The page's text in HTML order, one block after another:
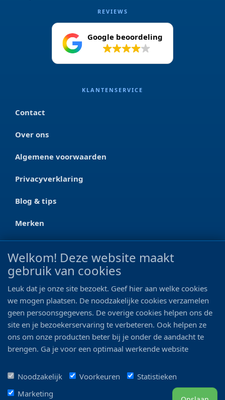
REVIEWS
Google beoordeling
KLANTENSERVICE
Contact
Over ons
Algemene voorwaarden
Privacyverklaring
Blog & tips
Merken
CONTACT
Ootmarsumseweg 125a
0546 - 622 990
06 - 11 19 81 42
info@bo-vis.nl
Welkom! Deze website maakt
gebruik van cookies
Leuk dat je onze site bezoekt. Geef hier aan welke cookies
we mogen plaatsen. De noodzakelijke cookies verzamelen
geen persoonsgegevens. De overige cookies helpen ons de
site en je bezoekerservaring te verbeteren. Ook helpen ze
ons om onze producten beter bij je onder de aandacht te
brengen. Ga je voor een optimaal werkende website
Noodzakelijk
Voorkeuren
Statistieken
Marketing